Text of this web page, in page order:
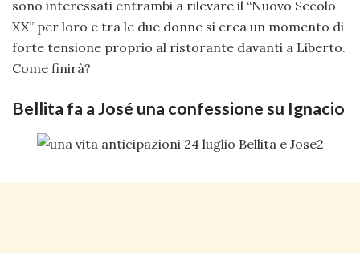
sono interessati entrambi a rilevare il “Nuovo Secolo
XX” per loro e tra le due donne si crea un momento di
forte tensione proprio al ristorante davanti a Liberto.
Come finirà?
Bellita fa a José una confessione su Ignacio